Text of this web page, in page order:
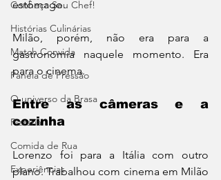
Conheça Seu Chef!
Histórias Culinárias
Match Convida
Panela de Pressão
O universo da Brasa
Pizzaria
Comida de Rua
Experiências
estômago.
Milão, porém, não era para a
gastronomia naquele momento. Era
para o cinema.
Entre as câmeras e a
cozinha
Lorenzo foi para a Itália com outro
plano. Trabalhou com cinema em Milão